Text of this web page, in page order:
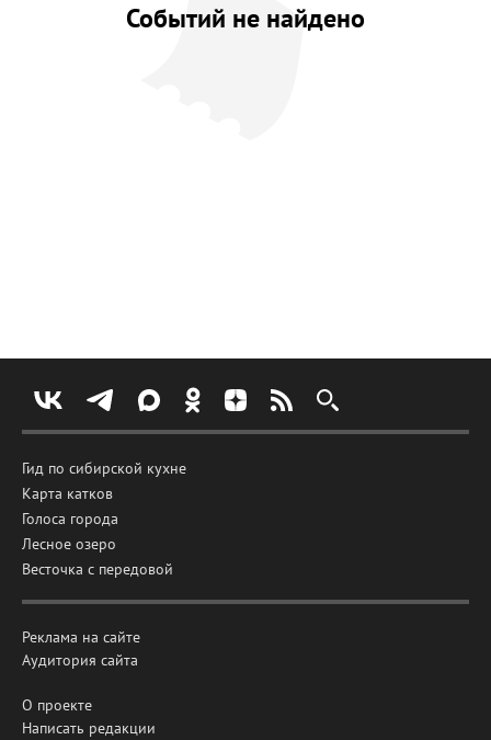
Событий не найдено
Гид по сибирской кухне
Карта катков
Голоса города
Лесное озеро
Весточка с передовой
Реклама на сайте
Аудитория сайта
О проекте
Написать редакции